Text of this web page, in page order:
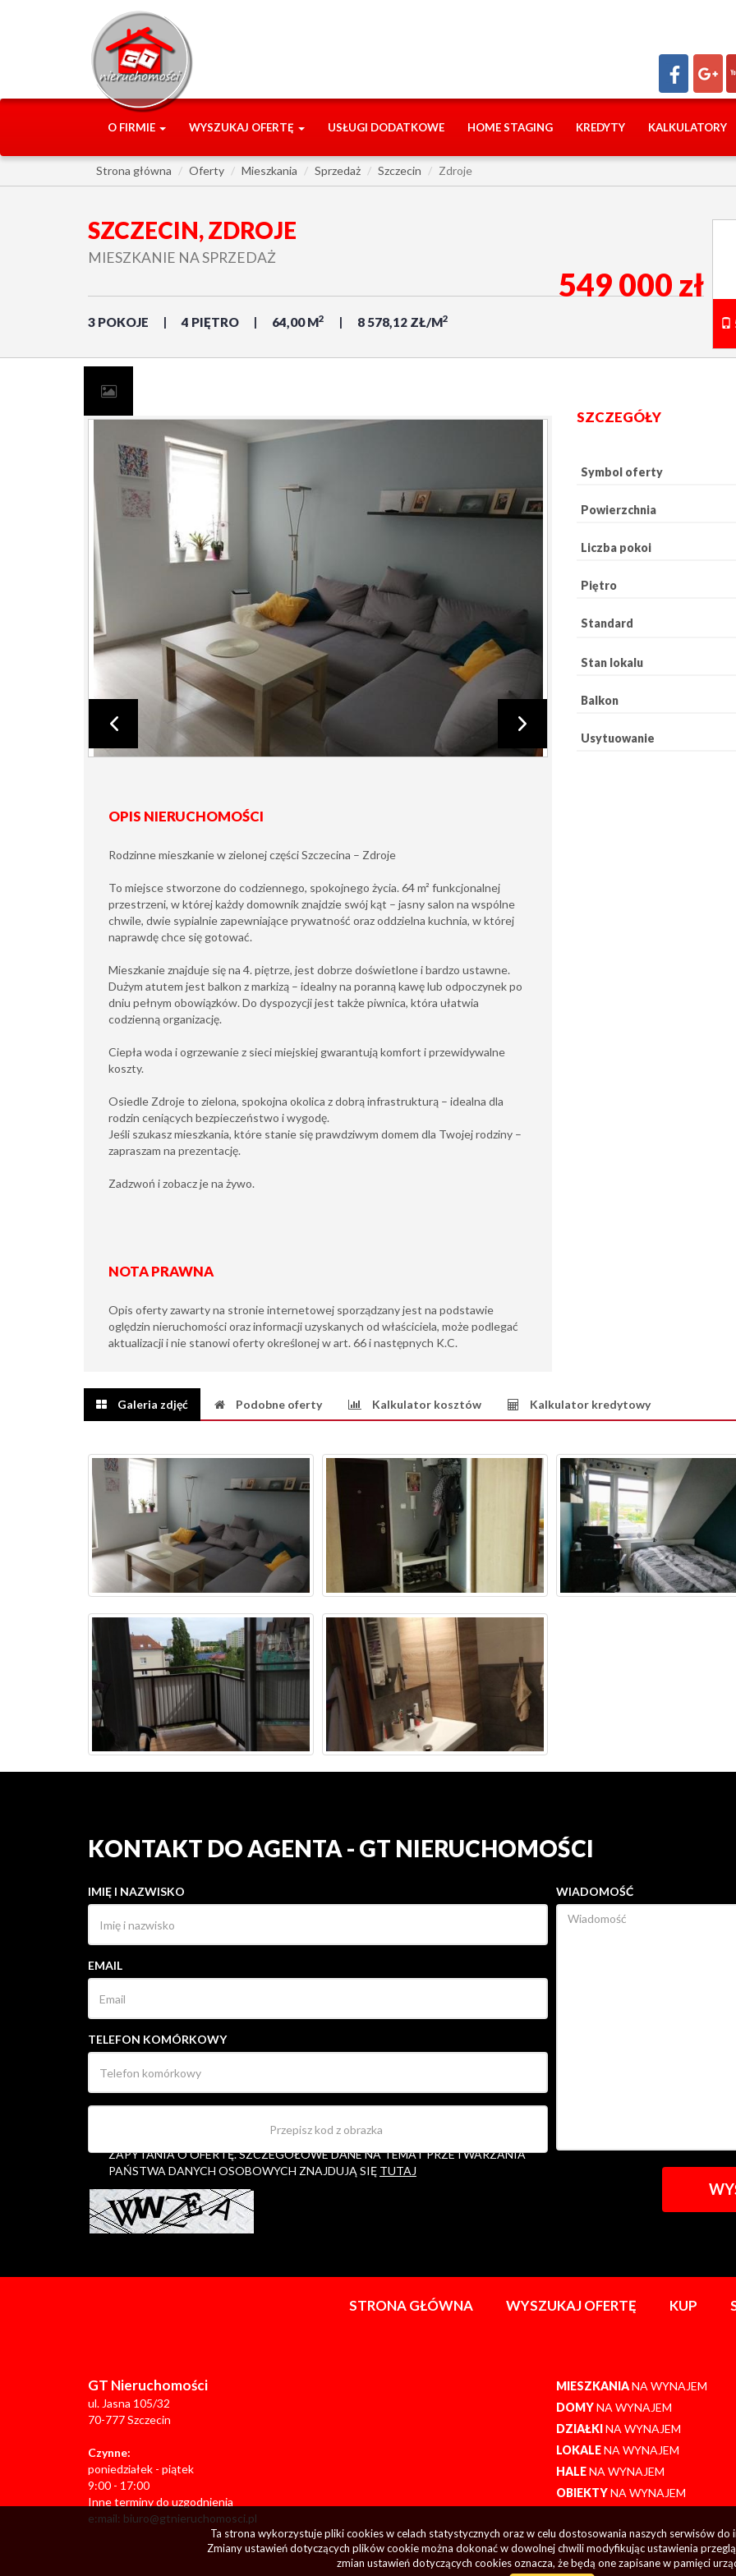
O FIRMIE WYSZUKAJ OFERTĘ USŁUGI DODATKOWE HOME STAGING KREDYTY KALKULATORY
Strona główna Oferty Mieszkania Sprzedaż Szczecin Zdroje
SZCZECIN, ZDROJE
MIESZKANIE NA SPRZEDAŻ
3 POKOJE 4 PIĘTRO 64,00 M2 8 578,12 ZŁ/M2
549 000 zł
OPIS NIERUCHOMOŚCI
Rodzinne mieszkanie w zielonej części Szczecina – Zdroje
To miejsce stworzone do codziennego, spokojnego życia. 64 m² funkcjonalnej
przestrzeni, w której każdy domownik znajdzie swój kąt – jasny salon na wspólne
chwile, dwie sypialnie zapewniające prywatność oraz oddzielna kuchnia, w której
naprawdę chce się gotować.
Mieszkanie znajduje się na 4. piętrze, jest dobrze doświetlone i bardzo ustawne.
Dużym atutem jest balkon z markizą – idealny na poranną kawę lub odpoczynek po
dniu pełnym obowiązków. Do dyspozycji jest także piwnica, która ułatwia
codzienną organizację.
Ciepła woda i ogrzewanie z sieci miejskiej gwarantują komfort i przewidywalne
koszty.
Osiedle Zdroje to zielona, spokojna okolica z dobrą infrastrukturą – idealna dla
rodzin ceniących bezpieczeństwo i wygodę.
Jeśli szukasz mieszkania, które stanie się prawdziwym domem dla Twojej rodziny –
zapraszam na prezentację.
Zadzwoń i zobacz je na żywo.
NOTA PRAWNA
Opis oferty zawarty na stronie internetowej sporządzany jest na podstawie
oględzin nieruchomości oraz informacji uzyskanych od właściciela, może podlegać
aktualizacji i nie stanowi oferty określonej w art. 66 i następnych K.C.
SZCZEGÓŁY
Symbol oferty
Powierzchnia
Liczba pokoi
Piętro
Standard
Stan lokalu
Balkon
Usytuowanie
Galeria zdjęć Podobne oferty Kalkulator kosztów Kalkulator kredytowy
KONTAKT DO AGENTA - GT NIERUCHOMOŚCI
IMIĘ I NAZWISKO
EMAIL
TELEFON KOMÓRKOWY
OSOBOWYCH W CELU UDZIELENIA MI INFORMACJI W ZAKRESIE ZŁOŻONEGO
ZAPYTANIA O OFERTĘ. SZCZEGÓŁOWE DANE NA TEMAT PRZETWARZANIA
PAŃSTWA DANYCH OSOBOWYCH ZNAJDUJĄ SIĘ TUTAJ
WIADOMOŚĆ
STRONA GŁÓWNA WYSZUKAJ OFERTĘ KUP
GT Nieruchomości
ul. Jasna 105/32
70-777 Szczecin
Czynne:
poniedziałek - piątek
9:00 - 17:00
Inne terminy do uzgodnienia
e:mail: biuro@gtnieruchomosci.pl
MIESZKANIANA WYNAJEM
DOMYNA WYNAJEM
DZIAŁKINA WYNAJEM
LOKALENA WYNAJEM
HALENA WYNAJEM
OBIEKTYNA WYNAJEM
Ta strona wykorzystuje pliki cookies w celach statystycznych oraz w celu dostosowania naszych serwisów
Zmiany ustawień dotyczących plików cookie można dokonać w dowolnej chwili modyfikując ustawienia
zmian ustawień dotyczących cookies oznacza, że będą one zapisane w pamięci